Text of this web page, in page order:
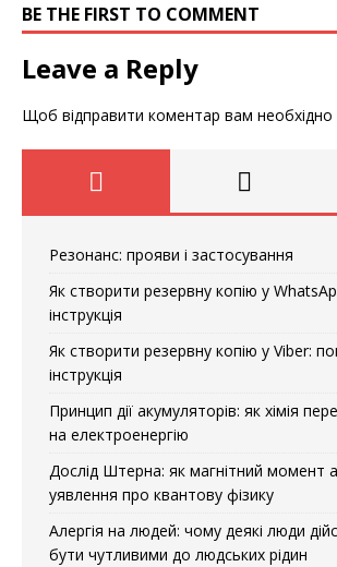
BE THE FIRST TO COMMENT
Leave a Reply
Щоб відправити коментар вам необхідно
Резонанс: прояви і застосування
Як створити резервну копію у
інструкція
Як створити резервну копію у Viber:
інструкція
Принцип дії акумуляторів: як хімія
на електроенергію
Дослід Штерна: як магнітний момент
уявлення про квантову фізику
Алергія на людей: чому деякі люди
бути чутливими до людських рідин